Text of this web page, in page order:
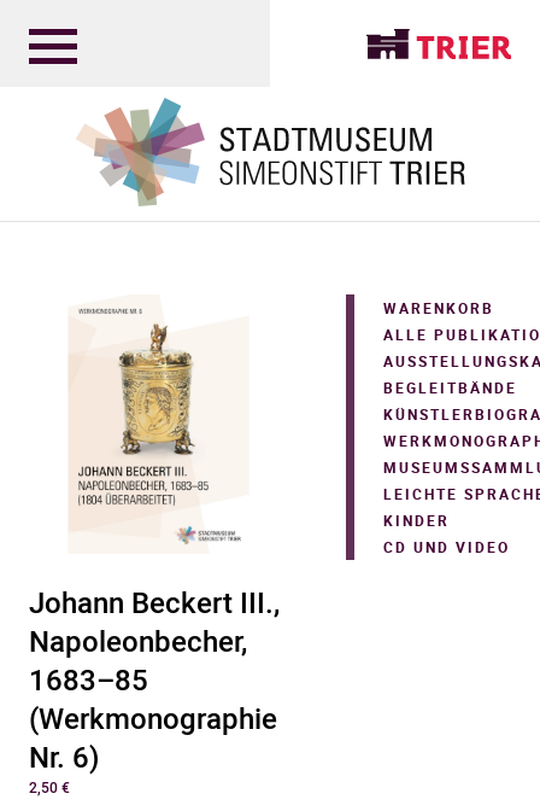
Johann Beckert III.,
Napoleonbecher,
1683–85
(Werkmonographie
Nr. 6)
2,50€
WARENKORB
ALLE
BEGLEITBÄNDE
LEICHTE
KINDER
CD UND VIDEO